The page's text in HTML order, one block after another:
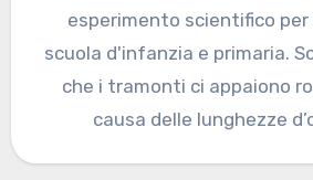
esperimento scientifico per
scuola d'infanzia e primaria.
che i tramonti ci appaiono
causa delle lunghezze